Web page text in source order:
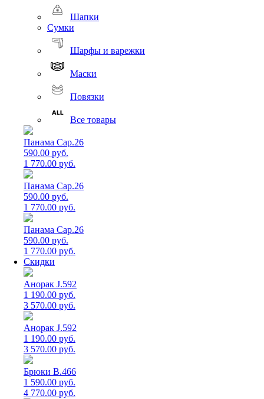
Шапки
Сумки
Шарфы и варежки
Маски
Повязки
Все товары
Панама Cap.26
590.00 руб.
1 770.00 руб.
Панама Cap.26
590.00 руб.
1 770.00 руб.
Панама Cap.26
590.00 руб.
1 770.00 руб.
Скидки
Анорак J.592
1 190.00 руб.
3 570.00 руб.
Анорак J.592
1 190.00 руб.
3 570.00 руб.
Брюки B.466
1 590.00 руб.
4 770.00 руб.